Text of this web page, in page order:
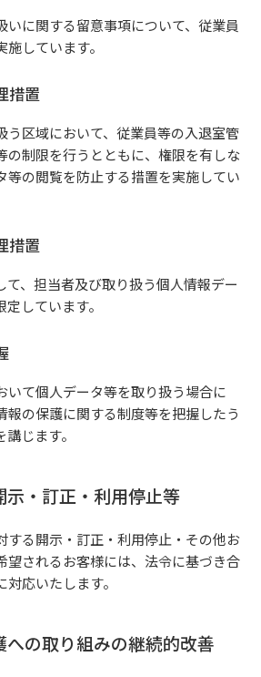
いに関する留意事項について、従業員
しています。
措置
う区域において、従業員等の入退室管
の制限を行うとともに、権限を有しな
等の閲覧を防止する措置を実施してい
措置
て、担当者及び取り扱う個人情報デー
しています。
いて個人データ等を取り扱う場合に
報の保護に関する制度等を把握したう
じます。
示・訂正・利用停止等
する開示・訂正・利用停止・その他お
望されるお客様には、法令に基づき合
応いたします。
への取り組みの継続的改善